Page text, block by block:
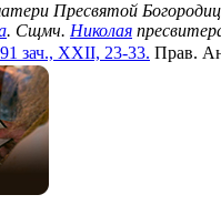
Пресвятой
. Сщмч. Николая
зач., XXII, 23-33. Прав.